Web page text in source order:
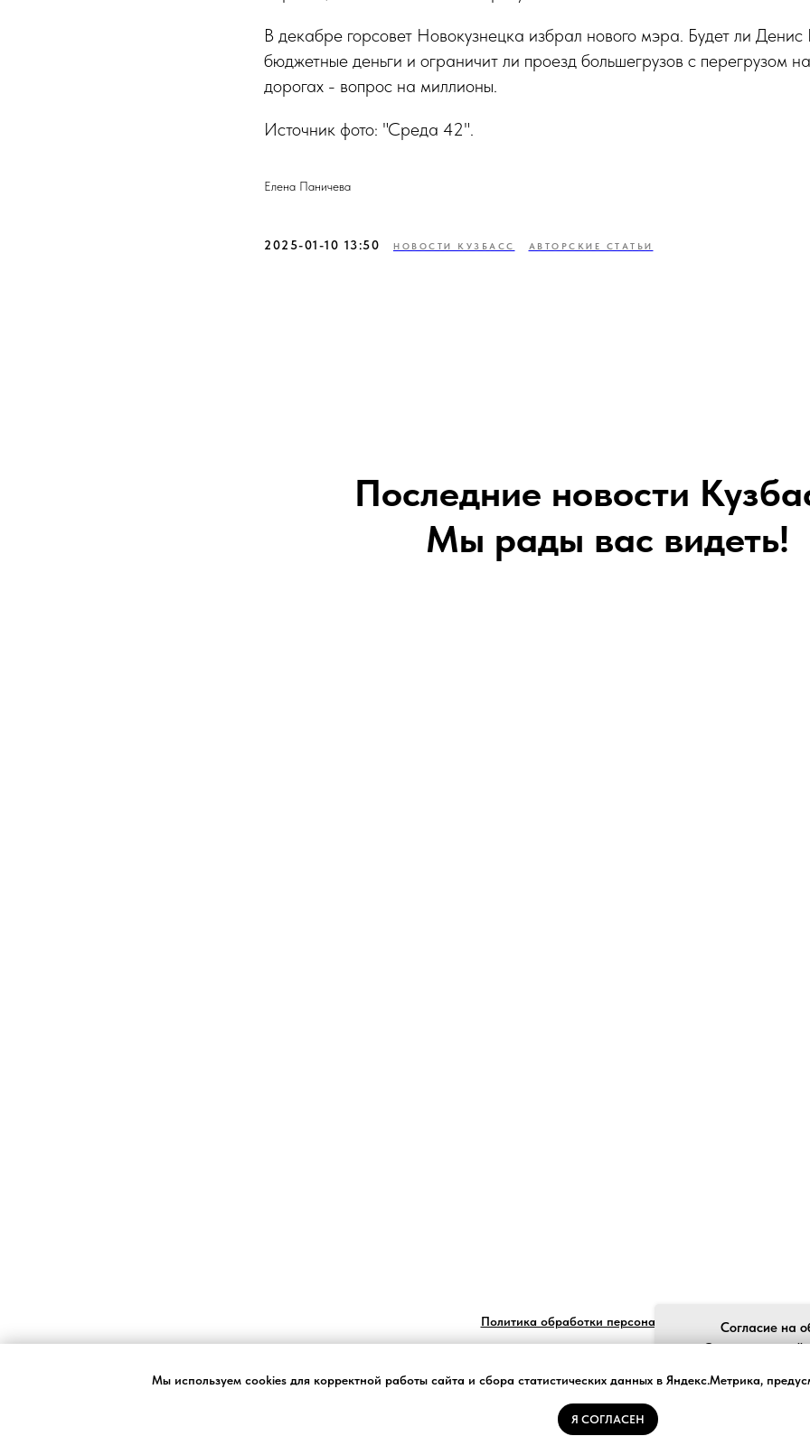
В декабре горсовет Новокузнецка избрал нового мэра. Будет ли Денис
бюджетные деньги и ограничит ли проезд большегрузов с перегрузом
дорогах - вопрос на миллионы.
Источник фото: "Среда 42".
Елена Паничева
2025-01-10 13:50 НОВОСТИ КУЗБАСС АВТОРСКИЕ СТАТЬИ
Последние новости
Мы рады вас видеть!
Политика обработки персональных данныхСогласие на
Ставя отметку
законом №152-ФЗ
Мы используем cookies для корректной работы сайта и сбора статистических данных в Яндекс.Метрика,
Я СОГЛАСЕН
Made on Tilda